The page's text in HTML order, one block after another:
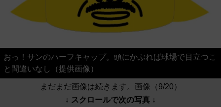
おっ！サンのハーフキャップ。頭にかぶれば球場で目立つこ
と間違いなし（提供画像）
まだまだ画像は続きます。画像（9/20）
↓ スクロールで次の写真 ↓